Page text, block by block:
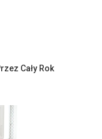
Cały Rok